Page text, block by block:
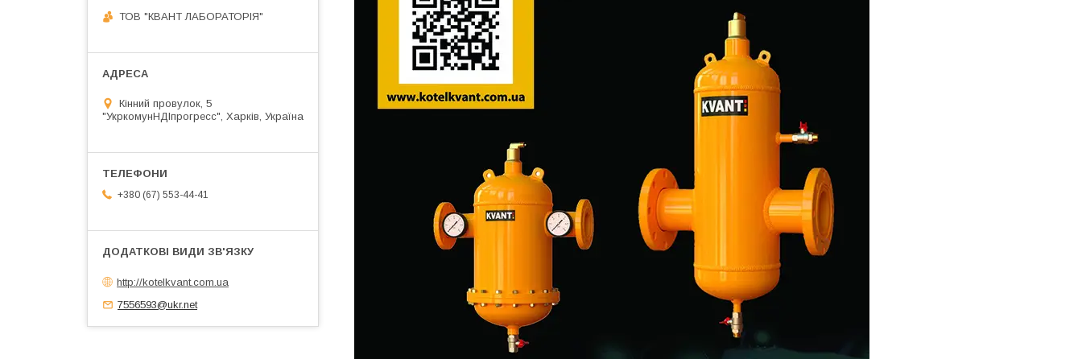
ТОВ "КВАНТ ЛАБОРАТОРІЯ"
Кінний провулок, 5
"УкркомунНДІпрогресс", Харків, Україна
+380 (67) 553-44-41
http://kotelkvant.com.ua
7556593@ukr.net